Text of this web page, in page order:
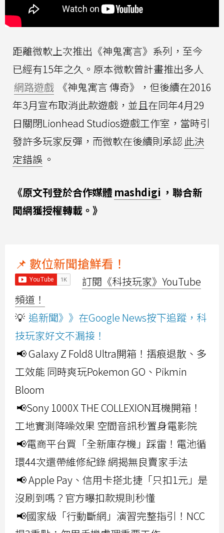
距離微軟上次推出《神鬼寓言》系列，至今
已經有15年之久。原本微軟曾計畫推出多人
網路遊戲 《神鬼寓言 傳奇》，但後續在2016
年3月宣布取消此款遊戲，並且在同年4月29
日關閉Lionhead Studios遊戲工作室，當時引
發許多玩家反彈，而微軟在後續則承認 此決
定錯誤 。
《原文刊登於合作媒體 mashdigi ，聯合新
聞網獲授權轉載。》
📌 數位新聞搶鮮看！
訂閱《科技玩家》YouTube
頻道！
💡 追新聞》》在Google News按下追蹤，科
技玩家好文不漏接！
📢 Galaxy Z Fold8 Ultra開箱！摺痕退散、多
工效能 同時爽玩Pokemon GO、Pikmin
Bloom
📢Sony 1000X THE COLLEXION耳機開箱！
工地實測降噪效果 空間音訊秒置身電影院
📢電商平台買「全新庫存機」踩雷！電池循
環44次還帶維修紀錄 網揭無良賣家手法
📢 Apple Pay、信用卡搭北捷「只扣1元」是
沒刷到嗎？官方曝扣款規則秒懂
📢國家級「行動斷網」演習完整指引！NCC